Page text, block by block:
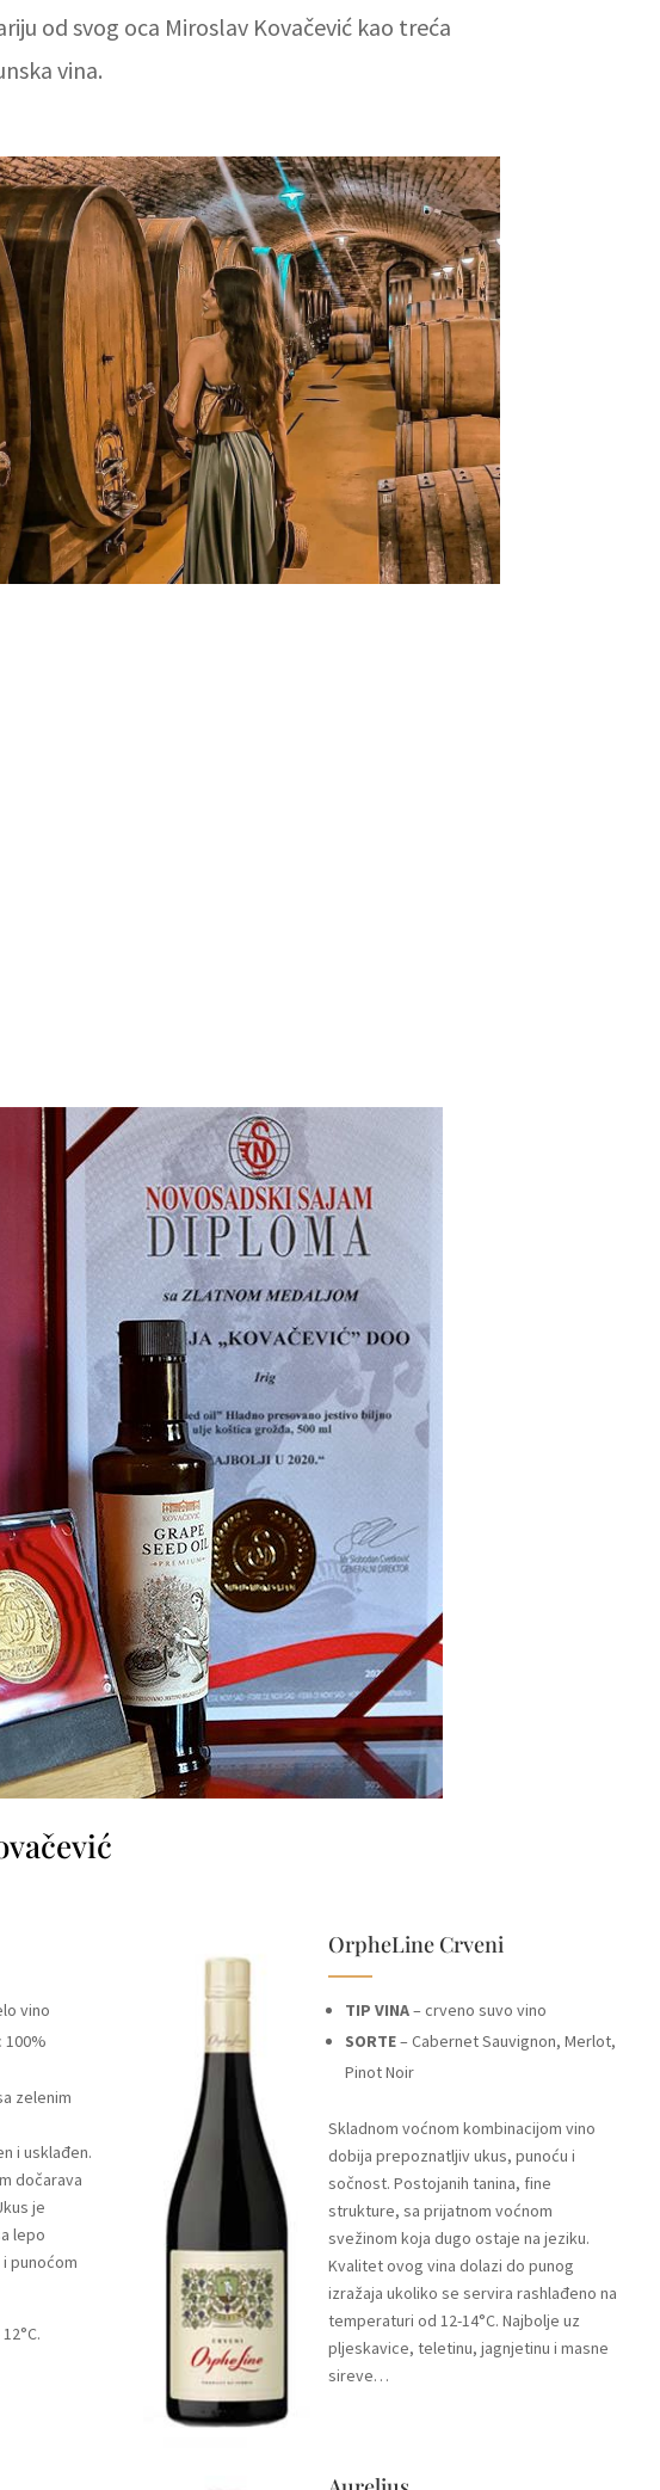
od svog oca Miroslav Kovačević kao treća
vina.
vino
100%
zelenim
i usklađen.
dočarava
je
lepo
punoćom
OrpheLine Crveni
TIP VINA– crveno suvo vino
SORTE– Cabernet Sauvignon, Merlot,
Pinot Noir
Skladnom voćnom kombinacijom vino
dobija prepoznatljiv ukus, punoću i
sočnost. Postojanih tanina, fine
strukture, sa prijatnom voćnom
svežinom koja dugo ostaje na jeziku.
Kvalitet ovog vina dolazi do punog
izražaja ukoliko se servira rashlađeno na
temperaturi od 12-14°C. Najbolje uz
pljeskavice, teletinu, jagnjetinu i masne
sireve…